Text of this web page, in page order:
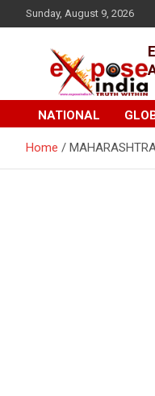
to
Sunday, August 9, 2026
NATIONAL
Home